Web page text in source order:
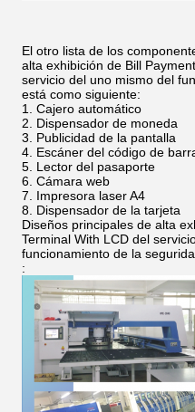
El otro lista de los
alta exhibición de Bill
servicio del uno mismo del
está como siguiente:
Cajero automático
Dispensador de moneda
Publicidad de la pantalla
Escáner del código de
Lector del pasaporte
Cámara web
Impresora laser A4
Dispensador de la tarjeta
Diseños principales de alta
Terminal With LCD del
funcionamiento de la
: